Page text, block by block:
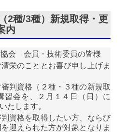
2種/3種）新規取得・更
内
会 会員・技術委員の皆様
栄のこととお喜び申し上げま
判資格（２種・３種の新規取
習会を、２月１４日（日）に
たします。
資格を取得したい方、ならび
迎えられた方が対象となりま